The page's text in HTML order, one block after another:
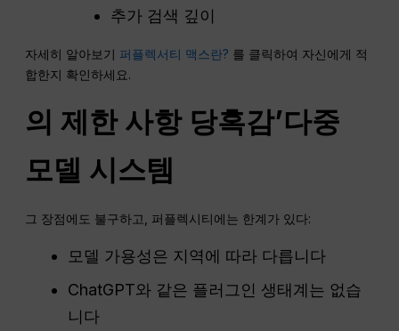
추가 검색 깊이
자세히 알아보기 퍼플렉서티 맥스란? 를 클릭하여 자신에게 적
합한지 확인하세요.
의 제한 사항 당혹감’다중
모델 시스템
그 장점에도 불구하고, 퍼플렉시티에는 한계가 있다:
모델 가용성은 지역에 따라 다릅니다
ChatGPT와 같은 플러그인 생태계는 없습
니다